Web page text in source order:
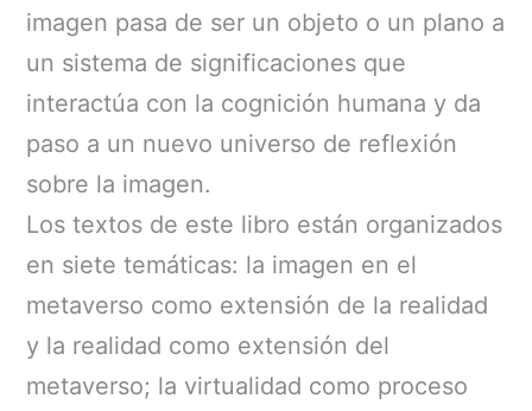
imagen pasa de ser un objeto o un plano a
un sistema de significaciones que
interactúa con la cognición humana y da
paso a un nuevo universo de reflexión
sobre la imagen.
Los textos de este libro están organizados
en siete temáticas: la imagen en el
metaverso como extensión de la realidad
y la realidad como extensión del
metaverso; la virtualidad como proceso